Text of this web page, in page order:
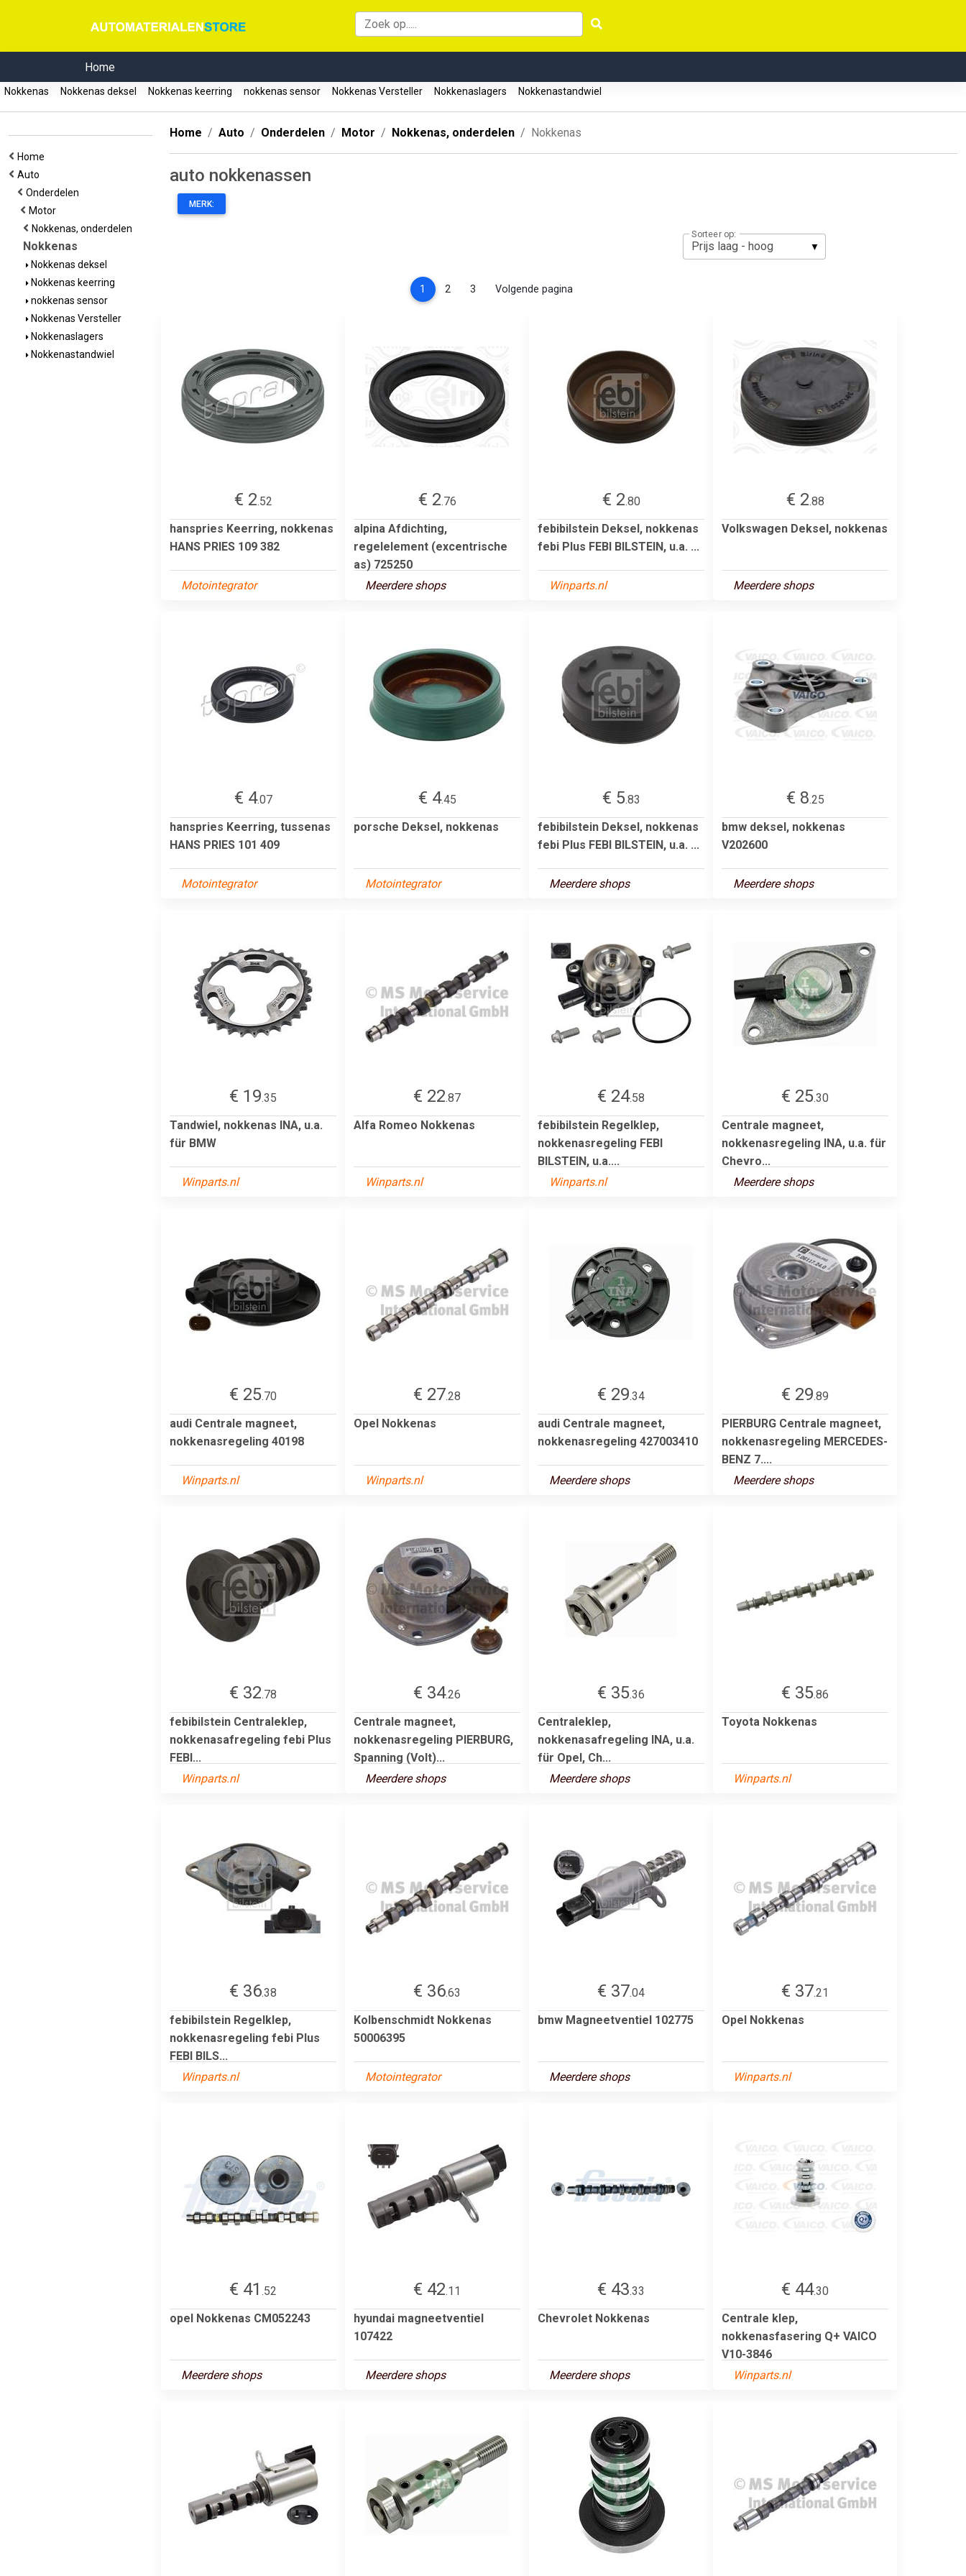
Home
Nokkenas Nokkenas deksel Nokkenas keerring nokkenas sensor Nokkenas Versteller Nokkenaslagers Nokkenastandwiel
Home
Auto
Onderdelen
Motor
Nokkenas, onderdelen
Nokkenas
Nokkenas deksel
Nokkenas keerring
nokkenas sensor
Nokkenas Versteller
Nokkenaslagers
Nokkenastandwiel
Home Auto Onderdelen Motor Nokkenas, onderdelen Nokkenas
auto nokkenassen
MERK:
Sorteer op:
1 (current)
2 3 Volgende pagina
€ 2.52
hanspries Keerring, nokkenas
HANS PRIES 109 382
Motointegrator
€ 2.76
alpina Afdichting,
regelelement (excentrische
as) 725250
Meerdere shops
€ 2.80
febibilstein Deksel, nokkenas
febi Plus FEBI BILSTEIN, u.a. ...
Winparts.nl
€ 2.88
Volkswagen Deksel, nokkenas
Meerdere shops
€ 4.07
hanspries Keerring, tussenas
HANS PRIES 101 409
Motointegrator
€ 4.45
porsche Deksel, nokkenas
Motointegrator
€ 5.83
febibilstein Deksel, nokkenas
febi Plus FEBI BILSTEIN, u.a. ...
Meerdere shops
€ 8.25
bmw deksel, nokkenas
V202600
Meerdere shops
€ 19.35
Tandwiel, nokkenas INA, u.a.
für BMW
Winparts.nl
€ 22.87
Alfa Romeo Nokkenas
Winparts.nl
€ 24.58
febibilstein Regelklep,
nokkenasregeling FEBI
BILSTEIN, u.a....
Winparts.nl
€ 25.30
Centrale magneet,
nokkenasregeling INA, u.a. für
Chevro...
Meerdere shops
€ 25.70
audi Centrale magneet,
nokkenasregeling 40198
Winparts.nl
€ 27.28
Opel Nokkenas
Winparts.nl
€ 29.34
audi Centrale magneet,
nokkenasregeling 427003410
Meerdere shops
€ 29.89
PIERBURG Centrale magneet,
nokkenasregeling MERCEDES-
BENZ 7....
Meerdere shops
€ 32.78
febibilstein Centraleklep,
nokkenasafregeling febi Plus
FEBI...
Winparts.nl
€ 34.26
Centrale magneet,
nokkenasregeling PIERBURG,
Spanning (Volt)...
Meerdere shops
€ 35.36
Centraleklep,
nokkenasafregeling INA, u.a.
für Opel, Ch...
Meerdere shops
€ 35.86
Toyota Nokkenas
Winparts.nl
€ 36.38
febibilstein Regelklep,
nokkenasregeling febi Plus
FEBI BILS...
Winparts.nl
€ 36.63
Kolbenschmidt Nokkenas
50006395
Motointegrator
€ 37.04
bmw Magneetventiel 102775
Meerdere shops
€ 37.21
Opel Nokkenas
Winparts.nl
€ 41 .52
opel Nokkenas CM052243
Meerdere shops
€ 42.11
hyundai magneetventiel
107422
Meerdere shops
€ 43.33
Chevrolet Nokkenas
Meerdere shops
€ 44.30
Centrale klep,
nokkenasfasering Q+ VAICO
V10-3846
Winparts.nl